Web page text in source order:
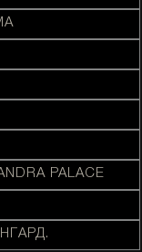
PALACE